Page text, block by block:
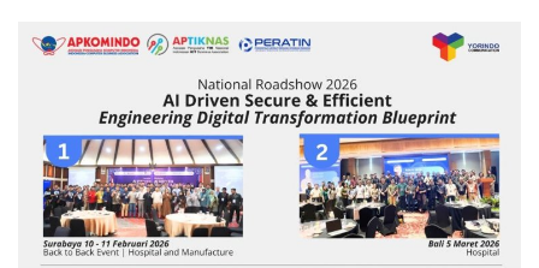
Keamanan
Kejahatan
Cybers Event
UMKM & Ekonomi Kreatif